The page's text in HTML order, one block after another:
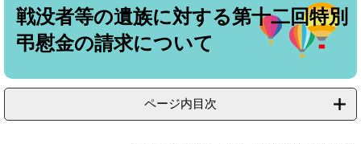
戦没者等の遺族に対する第十二回特別
弔慰金の請求について
ページ内目次